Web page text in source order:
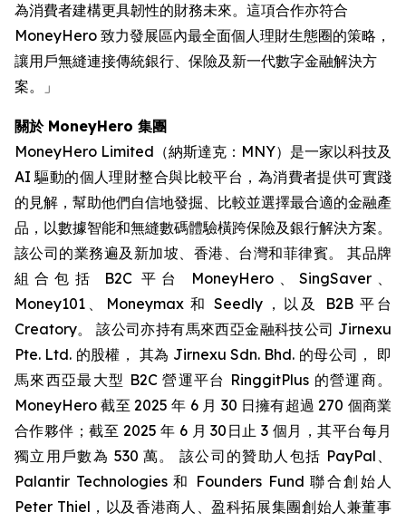
為消費者建構更具韌性的財務未來。這項合作亦符合
MoneyHero 致力發展區內最全面個人理財生態圈的策略，
讓用戶無縫連接傳統銀行、保險及新一代數字金融解決方
案。」
關於 MoneyHero 集團
MoneyHero Limited（納斯達克：MNY）是一家以科技及
AI 驅動的個人理財整合與比較平台，為消費者提供可實踐
的見解，幫助他們自信地發掘、比較並選擇最合適的金融產
品，以數據智能和無縫數碼體驗橫跨保險及銀行解決方案。
該公司的業務遍及新加坡、香港、台灣和菲律賓。 其品牌
組合包括 B2C 平台 MoneyHero、SingSaver、
Money101、Moneymax 和 Seedly，以及 B2B 平台
Creatory。 該公司亦持有馬來西亞金融科技公司 Jirnexu
Pte. Ltd. 的股權， 其為 Jirnexu Sdn. Bhd. 的母公司， 即
馬來西亞最大型 B2C 營運平台 RinggitPlus 的營運商。
MoneyHero 截至 2025 年 6 月 30 日擁有超過 270 個商業
合作夥伴；截至 2025 年 6 月 30日止 3 個月，其平台每月
獨立用戶數為 530 萬。 該公司的贊助人包括 PayPal、
Palantir Technologies 和 Founders Fund 聯合創始人
Peter Thiel，以及香港商人、盈科拓展集團創始人兼董事